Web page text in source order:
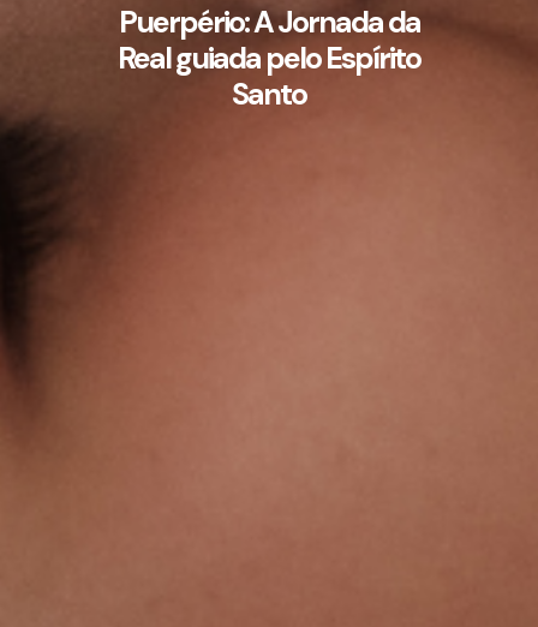
Puerpério: A Jornada da
Real guiada pelo Espírito
Santo